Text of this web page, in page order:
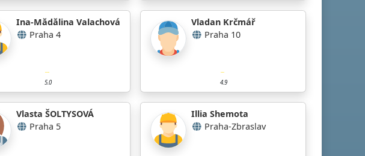
Ina-Mădălina Valachová
Praha 4
5.0
Vladan Krčmář
Praha 10
4.9
Vlasta ŠOLTYSOVÁ
Praha 5
Illia Shemota
Praha-Zbraslav